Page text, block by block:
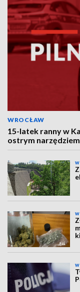
WROCŁAW
15-latek ranny w
ostrym narzędziem